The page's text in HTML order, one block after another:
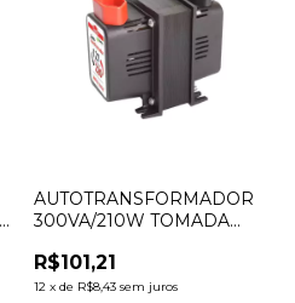
AUTOTRANSFORMADOR
300VA/210W TOMADA
R$101,21
12 x de R$8,43 sem juros